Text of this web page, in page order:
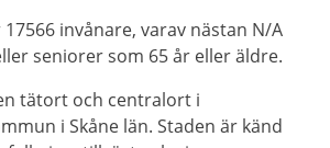
invånare, varav nästan N/A
seniorer som 65 år eller äldre.
tätort och centralort i
i Skåne län. Staden är känd